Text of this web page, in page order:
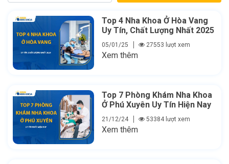
Top 4 Nha Khoa Ở Hòa Vang
Uy Tín, Chất Lượng Nhất 2025
05/01/25 27553 lượt xem
Xem thêm
Top 7 Phòng Khám Nha Khoa
Ở Phú Xuyên Uy Tín Hiện Nay
21/12/24 53384 lượt xem
Xem thêm